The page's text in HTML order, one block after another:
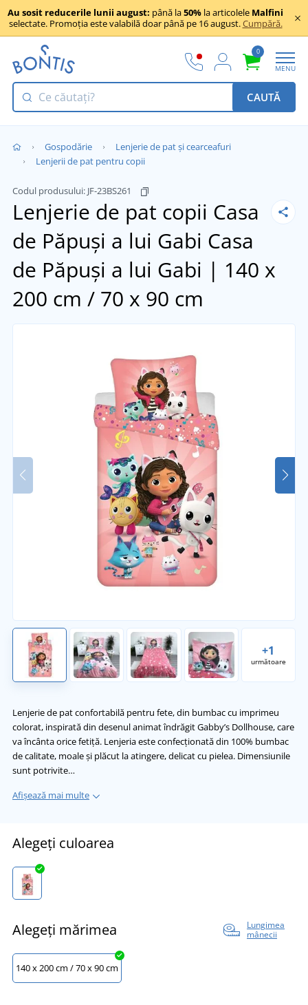
Au sosit reducerile lunii august: până la50% la articolele Malfini
selectate. Promoția este valabilă doar până pe 16 august.Cumpără.
0
MENU
CAUTĂ
Gospodărie
Lenjerie de pat și cearceafuri
Lenjerii de pat pentru copii
Codul produsului: JF-23BS261
Lenjerie de pat copii Casa
de Păpuși a lui Gabi Casa
de Păpuși a lui Gabi | 140 x
200 cm / 70 x 90 cm
+1
următoare
Lenjerie de pat confortabilă pentru fete, din bumbac cu imprimeu
colorat, inspirată din desenul animat îndrăgit Gabby’s Dollhouse, care
va încânta orice fetiță. Lenjeria este confecționată din 100% bumbac
de calitate, moale și plăcut la atingere, delicat cu pielea. Dimensiunile
sunt potrivite…
Afișează mai multe
Alegeți culoarea
Alegeți mărimea
Lungimea
mânecii
140 x 200 cm / 70 x 90 cm